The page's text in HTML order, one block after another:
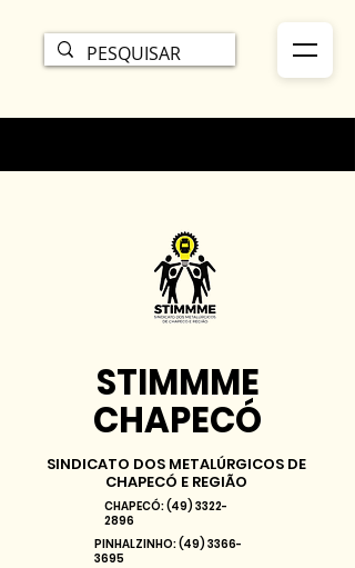
STIMMME
CHAPECÓ
SINDICATO DOS METALÚRGICOS DE
CHAPECÓ E REGIÃO
CHAPECÓ:(49) 3322-
2896
PINHALZINHO:(49) 3366-
3695